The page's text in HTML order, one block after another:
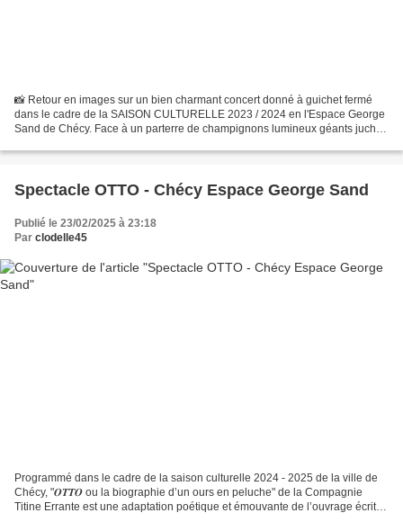
📸 Retour en images sur un bien charmant concert donné à guichet fermé
dans le cadre de la SAISON CULTURELLE 2023 / 2024 en l'Espace George
Sand de Chécy. Face à un parterre de champignons lumineux géants juchés
Spectacle OTTO - Chécy Espace George Sand
Publié le 23/02/2025 à 23:18
Par clodelle45
Programmé dans le cadre de la saison culturelle 2024 - 2025 de la ville de
Chécy, "𝑶𝑻𝑻𝑶 ou la biographie d’un ours en peluche" de la Compagnie
Titine Errante est une adaptation poétique et émouvante de l’ouvrage écrit et